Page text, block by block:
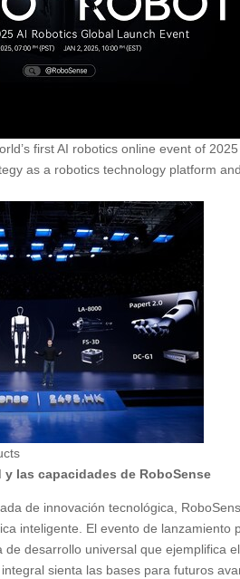
first AI robotics online event of
as a robotics technology platform
las capacidades de RoboSense
de innovación tecnológica,
inteligente. El evento de lanzamiento
de desarrollo universal que ejemplifica
sienta las bases para futuros